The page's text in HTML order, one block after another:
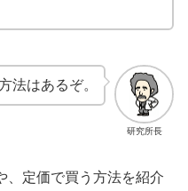
研究所長
法はあるぞ。
、定価で買う方法を紹介